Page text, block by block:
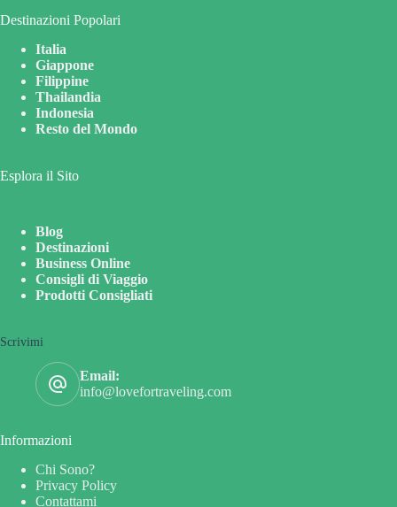
Destinazioni Popolari
Italia
Giappone
Filippine
Thailandia
Indonesia
Resto del Mondo
Esplora il Sito
Blog
Destinazioni
Business Online
Consigli di Viaggio
Prodotti Consigliati
Scrivimi
Email:
info@lovefortraveling.com
Informazioni
Chi Sono?
Privacy Policy
Contattami